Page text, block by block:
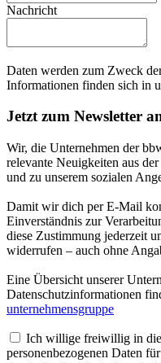
Nachricht
Daten werden zum Zweck
Informationen finden sich in
Jetzt zum Newsletter
Wir, die Unternehmen der
relevante Neuigkeiten aus
und zu unserem sozialen
Damit wir dich per E-Mail
Einverständnis zur
diese Zustimmung jederzeit
widerrufen – auch ohne
Eine Übersicht unserer
Datenschutzinformationen
unternehmensgruppe
Ich willige freiwillig in die
personenbezogenen Daten